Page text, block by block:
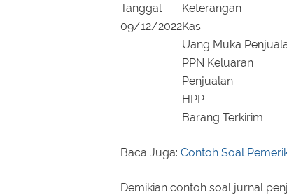
Tanggal Keterangan
09/12/2022Kas
Uang Muka
PPN Keluaran
Penjualan
HPP
Barang Terkirim
Baca Juga: Contoh Soal
Demikian contoh soal jurnal